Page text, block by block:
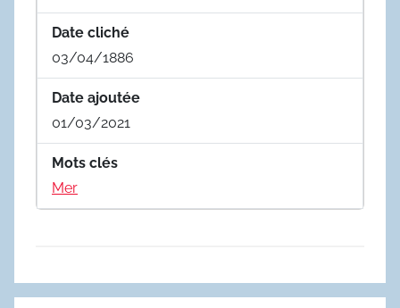
Date cliché
03/04/1886
Date ajoutée
01/03/2021
Mots clés
Mer